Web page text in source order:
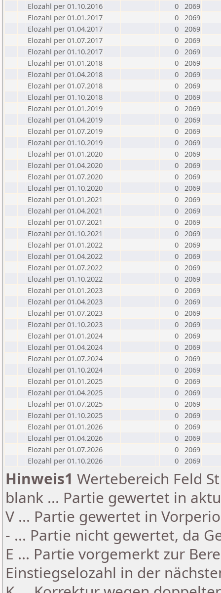
Elozahl per 01.10.2016
0 2069
Elozahl per 01.01.2017
0 2069
Elozahl per 01.04.2017
0 2069
Elozahl per 01.07.2017
0 2069
Elozahl per 01.10.2017
0 2069
Elozahl per 01.01.2018
0 2069
Elozahl per 01.04.2018
0 2069
Elozahl per 01.07.2018
0 2069
Elozahl per 01.10.2018
0 2069
Elozahl per 01.01.2019
0 2069
Elozahl per 01.04.2019
0 2069
Elozahl per 01.07.2019
0 2069
Elozahl per 01.10.2019
0 2069
Elozahl per 01.01.2020
0 2069
Elozahl per 01.04.2020
0 2069
Elozahl per 01.07.2020
0 2069
Elozahl per 01.10.2020
0 2069
Elozahl per 01.01.2021
0 2069
Elozahl per 01.04.2021
0 2069
Elozahl per 01.07.2021
0 2069
Elozahl per 01.10.2021
0 2069
Elozahl per 01.01.2022
0 2069
Elozahl per 01.04.2022
0 2069
Elozahl per 01.07.2022
0 2069
Elozahl per 01.10.2022
0 2069
Elozahl per 01.01.2023
0 2069
Elozahl per 01.04.2023
0 2069
Elozahl per 01.07.2023
0 2069
Elozahl per 01.10.2023
0 2069
Elozahl per 01.01.2024
0 2069
Elozahl per 01.04.2024
0 2069
Elozahl per 01.07.2024
0 2069
Elozahl per 01.10.2024
0 2069
Elozahl per 01.01.2025
0 2069
Elozahl per 01.04.2025
0 2069
Elozahl per 01.07.2025
0 2069
Elozahl per 01.10.2025
0 2069
Elozahl per 01.01.2026
0 2069
Elozahl per 01.04.2026
0 2069
Elozahl per 01.07.2026
0 2069
Elozahl per 01.10.2026
0 2069
Hinweis1 Wertebereich Feld
blank ... Partie gewertet in
V ... Partie gewertet in
- ... Partie nicht gewertet, da
E ... Partie vorgemerkt zur
Einstiegselozahl in der